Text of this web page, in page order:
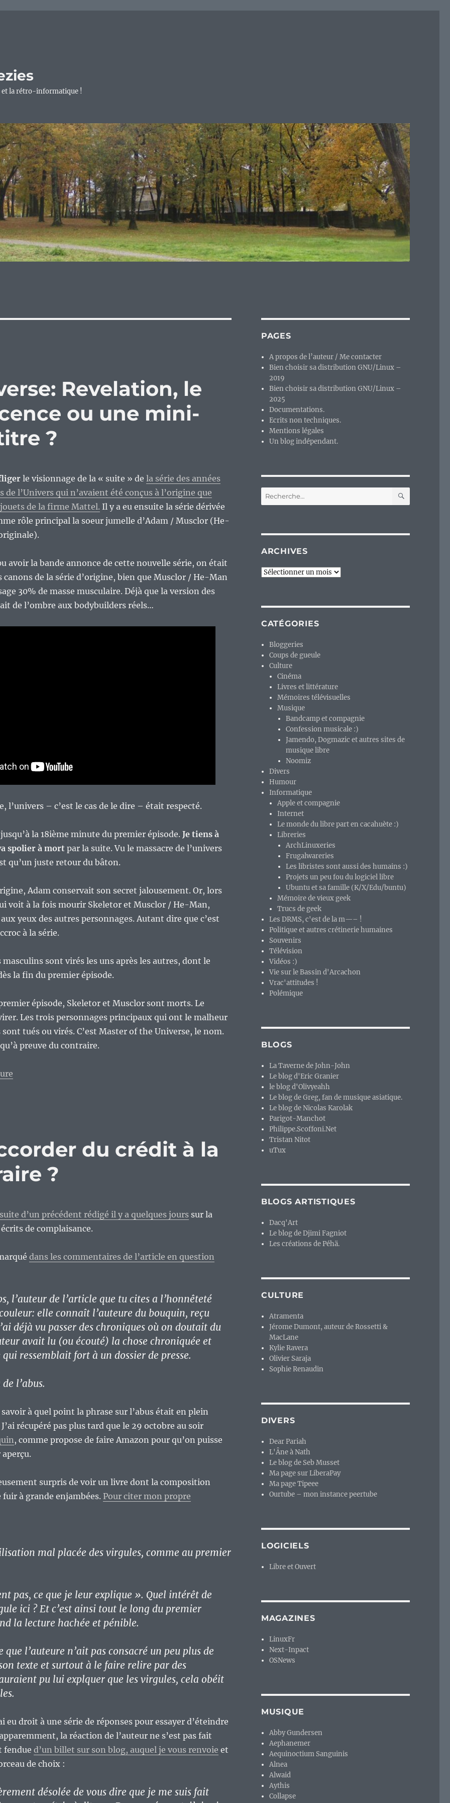
et la rétro-informatique !
Revelation, le
ou une mini-
?
le visionnage de la « suite » de la série des années
de l’Univers qui n’avaient été conçus à l’origine que
de la firme Mattel. Il y a eu ensuite la série dérivée
rôle principal la soeur jumelle d’Adam / Musclor (He-
avoir la bande annonce de cette nouvelle série, on était
canons de la série d’origine, bien que Musclor / He-Man
30% de masse musculaire. Déjà que la version des
de l’ombre aux bodybuilders réels…
l’univers – c’est le cas de le dire – était respecté.
la 18ième minute du premier épisode. Je tiens à
spolier à mortpar la suite. Vu le massacre de l’univers
qu’un juste retour du bâton.
Adam conservait son secret jalousement. Or, lors
voit à la fois mourir Skeletor et Musclor / He-Man,
yeux des autres personnages. Autant dire que c’est
à la série.
masculins sont virés les uns après les autres, dont le
la fin du premier épisode.
épisode, Skeletor et Musclor sont morts. Le
Les trois personnages principaux qui ont le malheur
tués ou virés. C’est Master of the Universe, le nom.
preuve du contraire.
de « Master of the Universe: Revelation, le massacre d’une licence ou une mini-série au mauvais titre ? »
du crédit à la
?
d’un précédent rédigé il y a quelques jourssur la
de complaisance.
dans les commentaires de l’article en question
l’auteur de l’article que tu cites a l’honnêteté
elle connaît l’auteure du bouquin, reçu
déjà vu passer des chroniques où on doutait du
avait lu (ou écouté) la chose chroniquée et
ressemblait fort à un dossier de presse.
l’abus.
à quel point la phrase sur l’abus était en plein
récupéré pas plus tard que le 29 octobre au soir
, comme propose de faire Amazon pour qu’on puisse
surpris de voir un livre dont la composition
à grande enjambées. Pour citer mon propre
mal placée des virgules, comme au premier
pas, ce que je leur explique ». Quel intérêt de
ici ? Et c’est ainsi tout le long du premier
la lecture hachée et pénible.
que l’auteure n’ait pas consacré un peu plus de
texte et surtout à le faire relire par des
pu lui explquer que les virgules, cela obéit
eu droit à une série de réponses pour essayer d’éteindre
la réaction de l’auteur ne s’est pas fait
fendue d’un billet sur son blog, auquel je vous renvoie et
de choix :
désolée de vous dire que je me suis fait
PAGES
A propos de l’auteur / Me contacter
Bien choisir sa distribution GNU/Linux –
2019
Bien choisir sa distribution GNU/Linux –
2025
Documentations.
Ecrits non techniques.
Mentions légales
Un blog indépendant.
Recherche
pour :
ARCHIVES
Archives
CATÉGORIES
Bloggeries
Coups de gueule
Culture
Cinéma
Livres et littérature
Mémoires télévisuelles
Musique
Bandcamp et compagnie
Confession musicale :)
Jamendo, Dogmazic et autres sites de
musique libre
Noomiz
Divers
Humour
Informatique
Apple et compagnie
Internet
Le monde du libre part en cacahuète :)
Libreries
ArchLinuxeries
Frugalwareries
Les libristes sont aussi des humains :)
Projets un peu fou du logiciel libre
Ubuntu et sa famille (K/X/Edu/buntu)
Mémoire de vieux geek
Trucs de geek
Les DRMS, c'est de la m—– !
Politique et autres crétinerie humaines
Souvenirs
Télévision
Vidéos :)
Vie sur le Bassin d'Arcachon
Vrac'attitudes !
Polémique
BLOGS
La Taverne de John-John
Le blog d'Eric Granier
le blog d'Olivyeahh
Le blog de Greg, fan de musique asiatique.
Le blog de Nicolas Karolak
Parigot-Manchot
Philippe.Scoffoni.Net
Tristan Nitot
uTux
BLOGS ARTISTIQUES
Dacq'Art
Le blog de Djimi Fagniot
Les créations de Péhä.
CULTURE
Atramenta
Jérome Dumont, auteur de Rossetti &
MacLane
Kylie Ravera
Olivier Saraja
Sophie Renaudin
DIVERS
Dear Pariah
L'Âne à Nath
Le blog de Seb Musset
Ma page sur LiberaPay
Ma page Tipeee
Ourtube – mon instance peertube
LOGICIELS
Libre et Ouvert
MAGAZINES
LinuxFr
Next-Inpact
OSNews
MUSIQUE
Abby Gundersen
Aephanemer
Aequinoctium Sanguinis
Alnea
Alwaid
Aythis
Collapse